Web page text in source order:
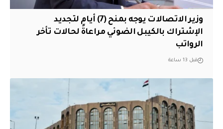
وزير الاتصالات يوجه بمنح (7) أيام لتجديد
الإشتراك بالكيبل الضوئي مراعاةً لحالات تأخر
الرواتب
قبل 13 ساعة